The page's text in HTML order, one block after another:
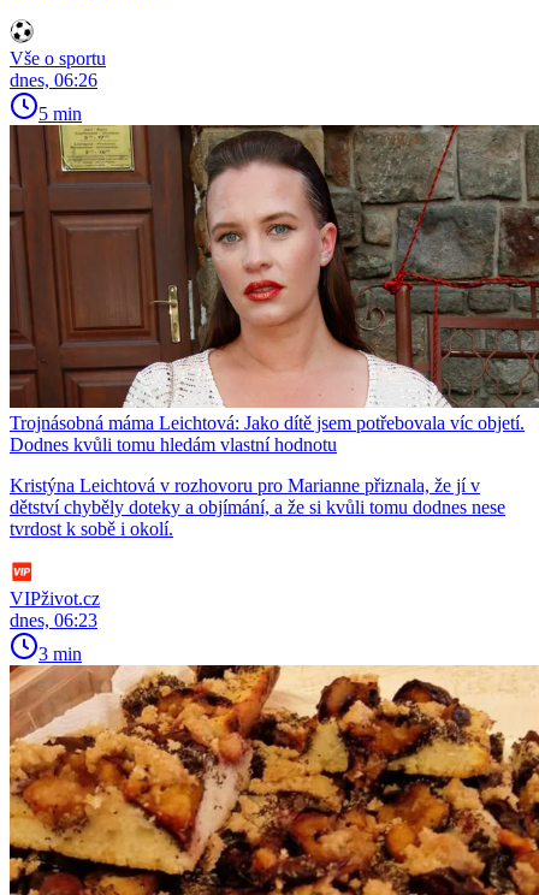
Vše o sportu
dnes, 06:26
5 min
Trojnásobná máma Leichtová: Jako dítě jsem potřebovala víc objetí.
Dodnes kvůli tomu hledám vlastní hodnotu
Kristýna Leichtová v rozhovoru pro Marianne přiznala, že jí v
dětství chyběly doteky a objímání, a že si kvůli tomu dodnes nese
tvrdost k sobě i okolí.
VIPživot.cz
dnes, 06:23
3 min